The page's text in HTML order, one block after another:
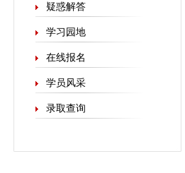
疑惑解答
学习园地
在线报名
学员风采
录取查询